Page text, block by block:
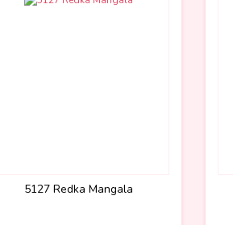
5127 Redka Mangala